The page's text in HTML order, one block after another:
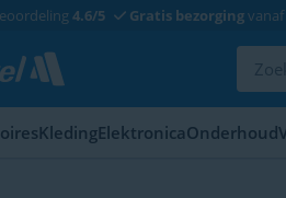
4.6/5 Gratis bezorging
KledingElektronicaOnderhoud